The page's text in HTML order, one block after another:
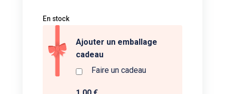
En stock
Ajouter un emballage
cadeau
Faire un cadeau